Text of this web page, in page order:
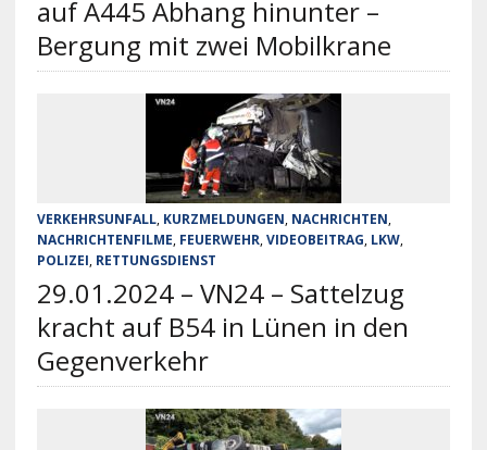
auf A445 Abhang hinunter –
Bergung mit zwei Mobilkrane
VERKEHRSUNFALL, KURZMELDUNGEN, NACHRICHTEN,
NACHRICHTENFILME, FEUERWEHR,VIDEOBEITRAG, LKW,
POLIZEI, RETTUNGSDIENST
29.01.2024 – VN24 – Sattelzug
kracht auf B54 in Lünen in den
Gegenverkehr